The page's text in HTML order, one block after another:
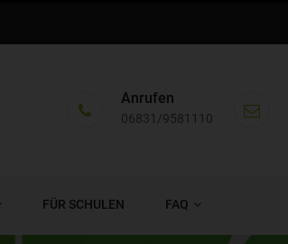
Anrufen
06831/9581110
FÜR SCHULEN FAQ